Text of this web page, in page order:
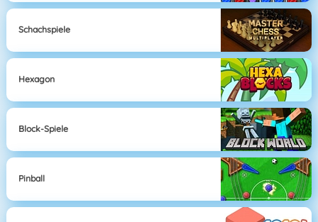
Schachspiele
Hexagon
Block-Spiele
Pinball